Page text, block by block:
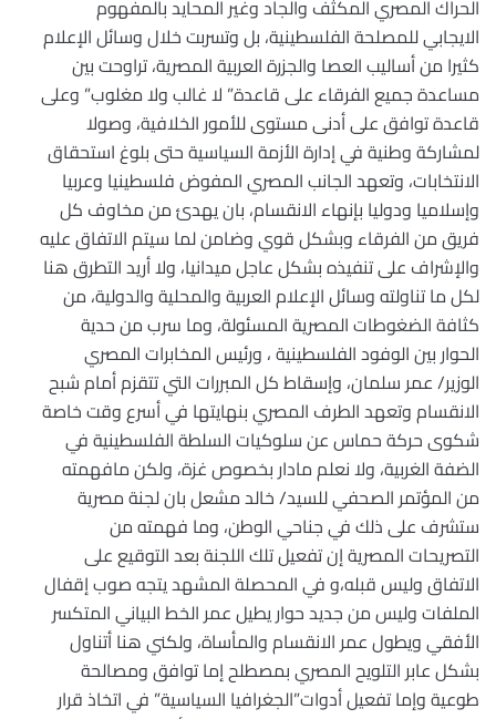
الحراك المصري المكثف والجاد وغير المحايد بالمفهوم
الايجابي للمصلحة الفلسطينية، بل وتسربت خلال وسائل الإعلام
كثيرا من أساليب العصا والجزرة العربية المصرية، تراوحت بين
مساعدة جميع الفرقاء على قاعدة” لا غالب ولا مغلوب” وعلى
قاعدة توافق على أدنى مستوى للأمور الخلافية، وصولا
لمشاركة وطنية في إدارة الأزمة السياسية حتى بلوغ استحقاق
الانتخابات، وتعهد الجانب المصري المفوض فلسطينيا وعربيا
وإسلاميا ودوليا بإنهاء الانقسام، بان يهدئ من مخاوف كل
فريق من الفرقاء وبشكل قوي وضامن لما سيتم الاتفاق عليه
والإشراف على تنفيذه بشكل عاجل ميدانيا، ولا أريد التطرق هنا
لكل ما تناولته وسائل الإعلام العربية والمحلية والدولية، من
كثافة الضغوطات المصرية المسئولة، وما سرب من حدية
الحوار بين الوفود الفلسطينية ، ورئيس المخابرات المصري
الوزير/ عمر سلمان، وإسقاط كل المبررات التي تتقزم أمام شبح
الانقسام وتعهد الطرف المصري بنهايتها في أسرع وقت خاصة
شكوى حركة حماس عن سلوكيات السلطة الفلسطينية في
الضفة الغربية، ولا نعلم مادار بخصوص غزة، ولكن مافهمته
من المؤتمر الصحفي للسيد/ خالد مشعل بان لجنة مصرية
ستشرف على ذلك في جناحي الوطن، وما فهمته من
التصريحات المصرية إن تفعيل تلك اللجنة بعد التوقيع على
الاتفاق وليس قبله،و في المحصلة المشهد يتجه صوب إقفال
الملفات وليس من جديد حوار يطيل عمر الخط البياني المتكسر
الأفقي ويطول عمر الانقسام والمأساة، ولكني هنا أتناول
بشكل عابر التلويح المصري بمصطلح إما توافق ومصالحة
طوعية وإما تفعيل أدوات”الجغرافيا السياسية” في اتخاذ قرار